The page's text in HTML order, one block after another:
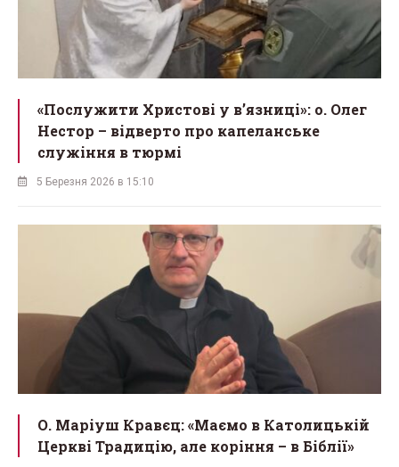
«Послужити Христові у вʼязниці»: о. Олег
Нестор – відверто про капеланське
служіння в тюрмі
5 Березня 2026 в 15:10
О. Маріуш Кравєц: «Маємо в Католицькій
Церкві Традицію, але коріння – в Біблії»